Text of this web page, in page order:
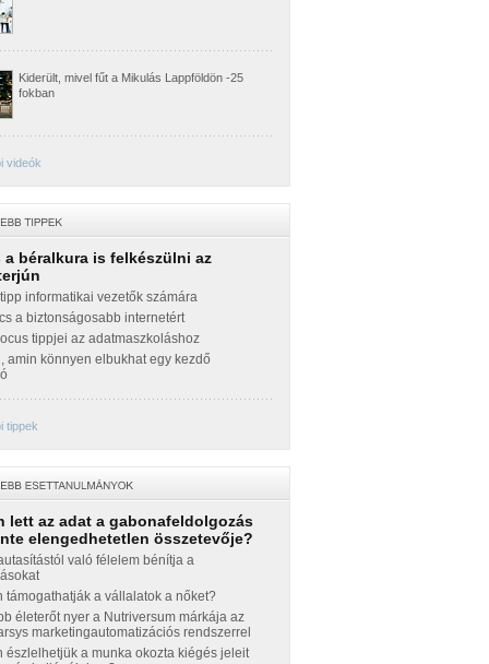
Kiderült, mivel fűt a Mikulás Lappföldön -25
fokban
videók
a béralkura is felkészülni az
informatikai vezetők számára
a biztonságosabb internetért
tippjei az adatmaszkoláshoz
amin könnyen elbukhat egy kezdő
tippek
lett az adat a gabonafeldolgozás
elengedhetetlen összetevője?
való félelem bénítja a
támogathatják a vállalatok a nőket?
életerőt nyer a Nutriversum márkája az
marketingautomatizációs rendszerrel
észlelhetjük a munka okozta kiégés jeleit